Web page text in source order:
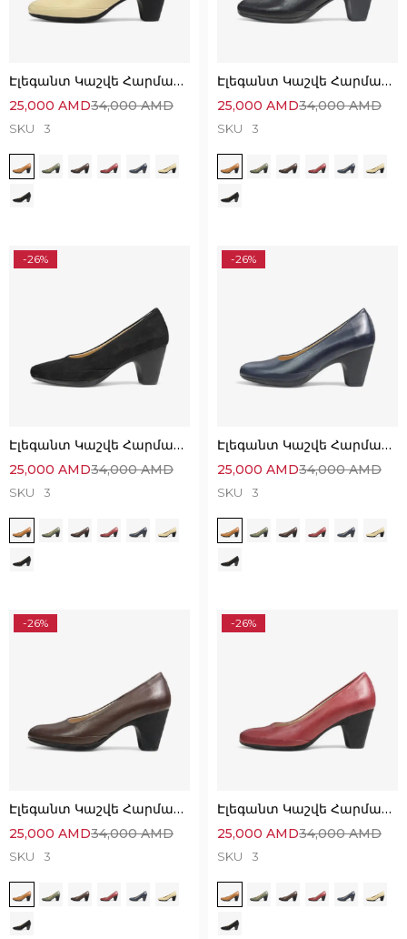
Էլեգանտ Կաշվե Հարմարավետ Կոշիկներ
34,000AMD
25,000 AMD
SKU 3
Էլեգանտ Կաշվե Հարմարավետ Կոշիկներ
34,000AMD
25,000 AMD
SKU 3
-26%
Էլեգանտ Կաշվե Հարմարավետ Կոշիկներ
34,000AMD
25,000 AMD
SKU 3
-26%
Էլեգանտ Կաշվե Հարմարավետ Կոշիկներ
34,000AMD
25,000 AMD
SKU 3
-26%
Էլեգանտ Կաշվե Հարմարավետ Կոշիկներ
34,000AMD
25,000 AMD
SKU 3
-26%
Էլեգանտ Կաշվե Հարմարավետ Կոշիկներ
34,000AMD
25,000 AMD
SKU 3